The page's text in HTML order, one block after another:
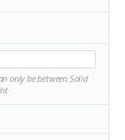
only be between Solid